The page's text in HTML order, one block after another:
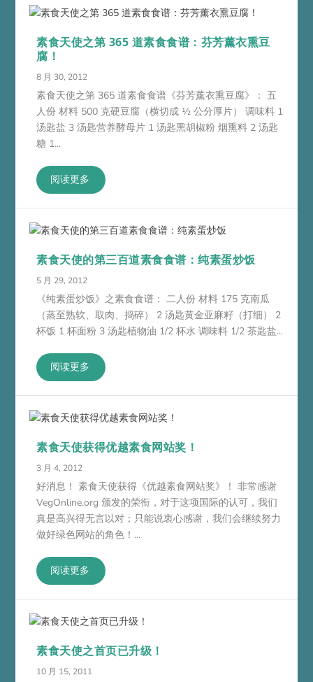
素食天使之第 365 道素食食谱：芬芳薰衣熏豆
腐！
8 月 30, 2012
素食天使之第 365 道素食食谱《芬芳薰衣熏豆腐》： 五
人份 材料 500 克硬豆腐（横切成 ½ 公分厚片） 调味料 1
汤匙盐 3 汤匙营养酵母片 1 汤匙黑胡椒粉 烟熏料 2 汤匙
糖 1...
阅读更多
素食天使的第三百道素食食谱：纯素蛋炒饭
5 月 29, 2012
《纯素蛋炒饭》之素食食谱： 二人份 材料 175 克南瓜
（蒸至熟软、取肉、捣碎） 2 汤匙黄金亚麻籽（打细） 2
杯饭 1 杯面粉 3 汤匙植物油 1/2 杯水 调味料 1/2 茶匙盐...
阅读更多
素食天使获得优越素食网站奖！
3 月 4, 2012
好消息！ 素食天使获得《优越素食网站奖》！ 非常感谢
VegOnline.org 颁发的荣衔，对于这项国际的认可，我们
真是高兴得无言以对；只能说衷心感谢，我们会继续努力
做好绿色网站的角色！...
阅读更多
素食天使之首页已升级！
10 月 15, 2011